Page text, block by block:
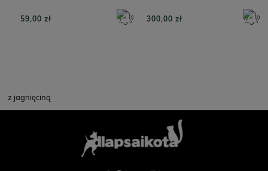
59,00 zł 300,00 zł
z jagnięciną